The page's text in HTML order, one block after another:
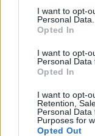
consent section.
I want to opt-
Personal Data.
Opted In
I want to opt-
Personal Data
Opted In
I want to opt-
Retention,
Personal
Purposes for
Opted Out
Getty Images